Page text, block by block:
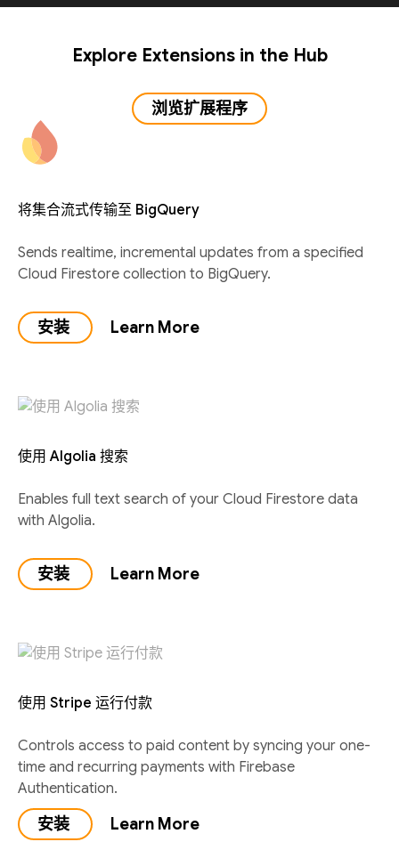
Explore Extensions in the Hub
浏览扩展程序
将集合流式传输至 BigQuery
Sends realtime, incremental updates from a specified
Cloud Firestore collection to BigQuery.
安装 Learn More
使用 Algolia 搜索
Enables full text search of your Cloud Firestore data
with Algolia.
安装 Learn More
使用 Stripe 运行付款
Controls access to paid content by syncing your one-
time and recurring payments with Firebase
Authentication.
安装 Learn More